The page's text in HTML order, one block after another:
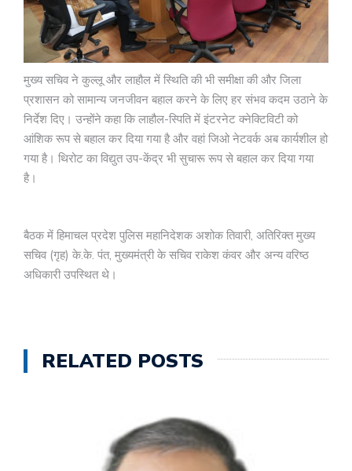
मुख्य सचिव ने कुल्लू और लाहौल में स्थिति की भी समीक्षा की और जिला
प्रशासन को सामान्य जनजीवन बहाल करने के लिए हर संभव कदम उठाने के
निर्देश दिए। उन्होंने कहा कि लाहौल-स्पिति में इंटरनेट क्नेक्टिविटी को
आंशिक रूप से बहाल कर दिया गया है और वहां जिओ नेटवर्क अब कार्यशील हो
गया है। थिरोट का विद्युत उप-केंद्र भी सुचारू रूप से बहाल कर दिया गया
है।
बैठक में हिमाचल प्रदेश पुलिस महानिदेशक अशोक तिवारी, अतिरिक्त मुख्य
सचिव (गृह) के.के. पंत, मुख्यमंत्री के सचिव राकेश कंवर और अन्य वरिष्ठ
अधिकारी उपस्थित थे।
RELATED POSTS